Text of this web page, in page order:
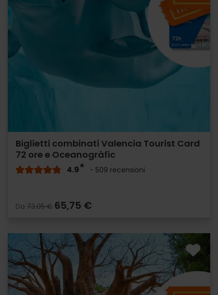
Biglietti combinati Valencia Tourist Card
72 ore e Oceanogràfic
4.9 - 509 recensioni
Da 73,05 € 65,75 €